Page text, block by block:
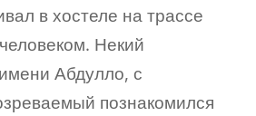
в хостеле на трассе
Некий
Абдулло, с
познакомился